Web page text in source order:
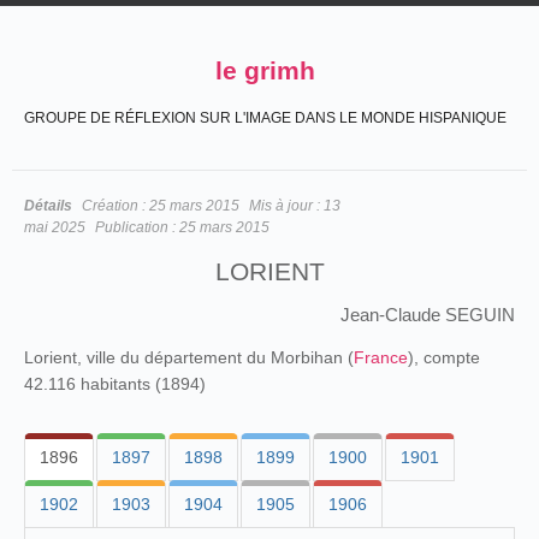
le grimh
GROUPE DE RÉFLEXION SUR L'IMAGE DANS LE MONDE HISPANIQUE
Détails Création : 25 mars 2015 Mis à jour : 13
mai 2025 Publication : 25 mars 2015
LORIENT
Jean-Claude SEGUIN
Lorient, ville du département du Morbihan (France), compte
42.116 habitants (1894)
1896 1897 1898 1899 1900 1901
1902 1903 1904 1905 1906